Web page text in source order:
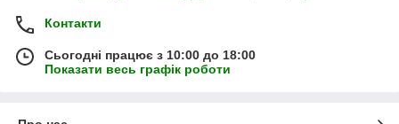
Контакти
Сьогодні працює з 10:00 до 18:00
Показати весь графік роботи